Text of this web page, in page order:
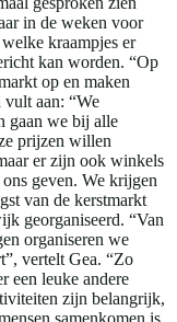
in de weken voor
kraampjes er
kan worden. “Op
op en maken
vult aan: “We
gaan we bij alle
prijzen willen
er zijn ook winkels
geven. We krijgen
van de kerstmarkt
georganiseerd. “Van
organiseren we
vertelt Gea. “Zo
een leuke andere
zijn belangrijk,
samenkomen is